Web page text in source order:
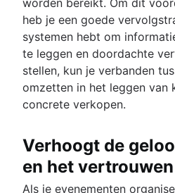
heb je een goede
systemen hebt om
te leggen en doordachte
stellen, kun je verbanden
omzetten in het leggen van
concrete verkopen.
Verhoogt de
en het vertrouwen
Als je evenementen